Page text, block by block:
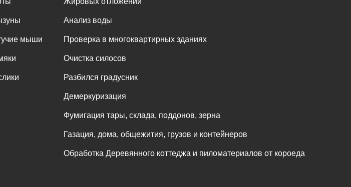
мыши
Анализ воды
Проверка в многоквартирных зданиях
Очистка силосов
Разбился градусник
Демеркуризация
Фумигация тары, склада, поддонов, зерна
Газация, дома, общежития, грузов и контейнеров
Обработка Деревянного коттеджа и пиломатериалов от короеда